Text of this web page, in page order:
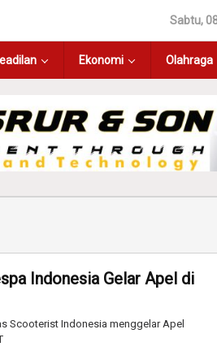
Sabtu,
Ekonomi Olahraga
Indonesia Gelar Apel di
Scooterist Indonesia menggelar Apel